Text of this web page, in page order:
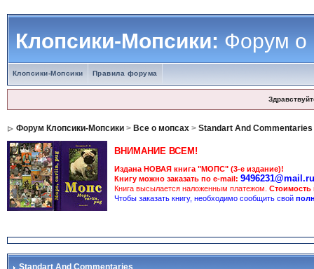
Клопсики-Мопсики:Форум о
Клопсики-Мопсики Правила форума
Форум Клопсики-Мопсики> Все о мопсах> Standart And Commentaries
ВНИМАНИЕ ВСЕМ!
Издана НОВАЯ книга "МОПС" (3-е издание)!
Книгу можно заказать по e-mail: 9496231@mail.ru
Книга высылается наложенным платежом. Стоимость
Чтобы заказать книгу, необходимо сообщить свой
Standart And Commentaries